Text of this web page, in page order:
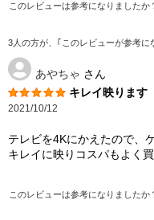
このレビューは参考になりましたか
3人の方が、｢このレビューが参考に
あやちゃ さん
キレイ映ります
2021/10/12
テレビを4Kにかえたので、
キレイに映りコスパもよく
このレビューは参考になりましたか